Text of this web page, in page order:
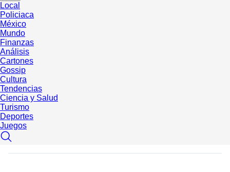
Local
Policiaca
México
Mundo
Finanzas
Análisis
Cartones
Gossip
Cultura
Tendencias
Ciencia y Salud
Turismo
Deportes
Juegos